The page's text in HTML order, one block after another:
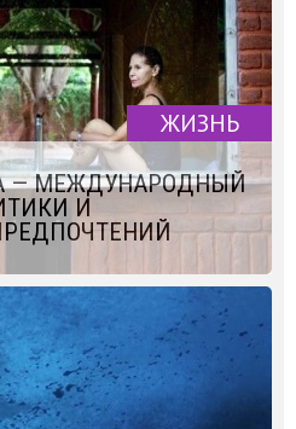
ЖИЗНЬ
— МЕЖДУНАРОДНЫЙ
И